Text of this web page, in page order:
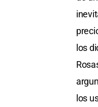
los
los